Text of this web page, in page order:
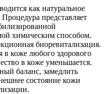
как натуральное
представляет
химическим способом.
биоревитализация.
в коже любого здорового
в коже уменьшается.
баланс, замедлить
состояние кожи